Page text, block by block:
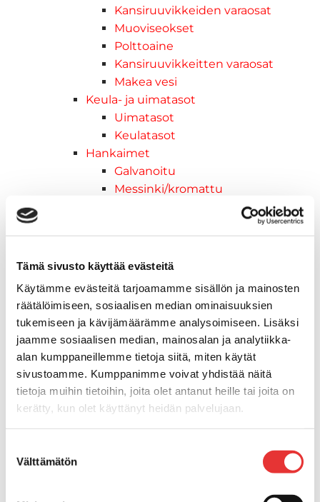
Tämä sivusto käyttää evästeitä
Käytämme evästeitä tarjoamamme sisällön ja mainosten
räätälöimiseen, sosiaalisen median ominaisuuksien
tukemiseen ja kävijämäärämme analysoimiseen. Lisäksi
jaamme sosiaalisen median, mainosalan ja analytiikka-
alan kumppaneillemme tietoja siitä, miten käytät
sivustoamme. Kumppanimme voivat yhdistää näitä
tietoja muihin tietoihin, joita olet antanut heille tai joita on
kerätty, kun olet käyttänyt heidän palvelujaan.
valinta
Välttämätön
Kansiruuvikkeiden varaosat
Muoviseokset
Polttoaine
Kansiruuvikkeitten varaosat
Makea vesi
Keula- ja uimatasot
Uimatasot
Keulatasot
Hankaimet
Galvanoitu
Messinki/kromattu
Venetuolit ja -tuolinjalat
Venetuolit
Tuolinjalat
Tuolit
Kansiluukut, ikkunat ja verhot
Verhot
Kansiluukkujen varaosat ja
tarvikkeet